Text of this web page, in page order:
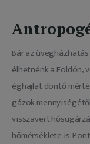
Bár az
élhetnénk a Földön,
éghajlat döntő
gázok
visszavert
hőmérséklete is.